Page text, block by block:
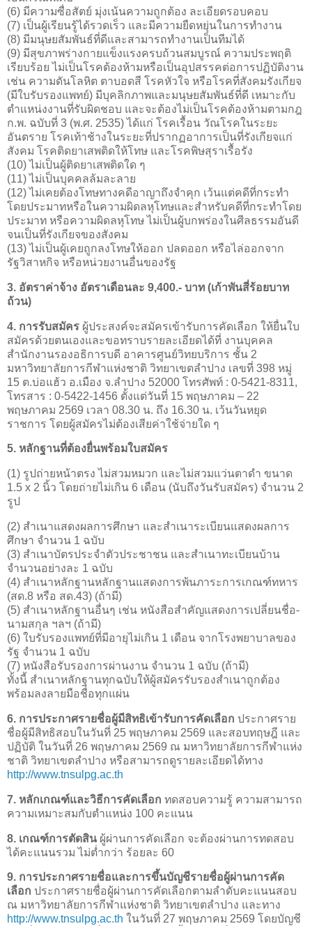
(6) มีความซื่อสัตย์ มุ่งเน้นความถูกต้อง ละเอียดรอบคอบ
(7) เป็นผู้เรียนรู้ได้รวดเร็ว และมีความยืดหยุ่นในการทำงาน
(8) มีมนุษยสัมพันธ์ที่ดีและสามารถทำงานเป็นทีมได้
(9) มีสุขภาพร่างกายแข็งแรงครบถ้วนสมบูรณ์ ความประพฤติ
เรียบร้อย ไม่เป็นโรคต้องห้ามหรือเป็นอุปสรรคต่อการปฏิบัติงาน
เช่น ความดันโลหิต ตาบอดสี โรคหัวใจ หรือโรคที่สังคมรังเกียจ
(มีใบรับรองแพทย์) มีบุคลิกภาพและมนุษยสัมพันธ์ที่ดี เหมาะกับ
ตำแหน่งงานที่รับผิดชอบ และจะต้องไม่เป็นโรคต้องห้ามตามกฎ
ก.พ. ฉบับที่ 3 (พ.ศ. 2535) ได้แก่ โรคเรื้อน วัณโรคในระยะ
อันตราย โรคเท้าช้างในระยะที่ปรากฏอาการเป็นที่รังเกียจแก่
สังคม โรคติดยาเสพติดให้โทษ และโรคพิษสุราเรื้อรัง
(10) ไม่เป็นผู้ติดยาเสพติดใด ๆ
(11) ไม่เป็นบุคคลล้มละลาย
(12) ไม่เคยต้องโทษทางคดีอาญาถึงจำคุก เว้นแต่คดีที่กระทำ
โดยประมาทหรือในความผิดลหุโทษและสำหรับคดีที่กระทำโดย
ประมาท หรือความผิดลหุโทษ ไม่เป็นผู้บกพร่องในศีลธรรมอันดี
จนเป็นที่รังเกียจของสังคม
(13) ไม่เป็นผู้เคยถูกลงโทษให้ออก ปลดออก หรือไล่ออกจาก
รัฐวิสาหกิจ หรือหน่วยงานอื่นของรัฐ
3. อัตราค่าจ้าง อัตราเดือนละ 9,400.- บาท (เก้าพันสี่ร้อยบาท
ถ้วน)
4. การรับสมัคร ผู้ประสงค์จะสมัครเข้ารับการคัดเลือก ให้ยื่นใบ
สมัครด้วยตนเองและขอทราบรายละเอียดได้ที่ งานบุคคล
สำนักงานรองอธิการบดี อาคารศูนย์วิทยบริการ ชั้น 2
มหาวิทยาลัยการกีฬาแห่งชาติ วิทยาเขตลำปาง เลขที่ 398 หมู่
15 ต.บ่อแฮ้ว อ.เมือง จ.ลำปาง 52000 โทรศัพท์ : 0-5421-8311,
โทรสาร : 0-5422-1456 ตั้งแต่วันที่ 15 พฤษภาคม – 22
พฤษภาคม 2569 เวลา 08.30 น. ถึง 16.30 น. เว้นวันหยุด
ราชการ โดยผู้สมัครไม่ต้องเสียค่าใช้จ่ายใด ๆ
5. หลักฐานที่ต้องยื่นพร้อมใบสมัคร
(1) รูปถ่ายหน้าตรง ไม่สวมหมวก และไม่สวมแว่นตาดำ ขนาด
1.5 x 2 นิ้ว โดยถ่ายไม่เกิน 6 เดือน (นับถึงวันรับสมัคร) จำนวน 2
รูป
(2) สำเนาแสดงผลการศึกษา และสำเนาระเบียนแสดงผลการ
ศึกษา จำนวน 1 ฉบับ
(3) สำเนาบัตรประจำตัวประชาชน และสำเนาทะเบียนบ้าน
จำนวนอย่างละ 1 ฉบับ
(4) สำเนาหลักฐานหลักฐานแสดงการพ้นภาระการเกณฑ์ทหาร
(สด.8 หรือ สด.43) (ถ้ามี)
(5) สำเนาหลักฐานอื่นๆ เช่น หนังสือสำคัญแสดงการเปลี่ยนชื่อ-
นามสกุล ฯลฯ (ถ้ามี)
(6) ใบรับรองแพทย์ที่มีอายุไม่เกิน 1 เดือน จากโรงพยาบาลของ
รัฐ จำนวน 1 ฉบับ
(7) หนังสือรับรองการผ่านงาน จำนวน 1 ฉบับ (ถ้ามี)
ทั้งนี้ สำเนาหลักฐานทุกฉบับให้ผู้สมัครรับรองสำเนาถูกต้อง
พร้อมลงลายมือชื่อทุกแผ่น
6. การประกาศรายชื่อผู้มีสิทธิเข้ารับการคัดเลือก ประกาศราย
ชื่อผู้มีสิทธิสอบในวันที่ 25 พฤษภาคม 2569 และสอบทฤษฎี และ
ปฏิบัติ ในวันที่ 26 พฤษภาคม 2569 ณ มหาวิทยาลัยการกีฬาแห่ง
ชาติ วิทยาเขตลำปาง หรือสามารถดูรายละเอียดได้ทาง
http://www.tnsulpg.ac.th
7. หลักเกณฑ์และวิธีการคัดเลือก ทดสอบความรู้ ความสามารถ
ความเหมาะสมกับตำแหน่ง 100 คะแนน
8. เกณฑ์การตัดสิน ผู้ผ่านการคัดเลือก จะต้องผ่านการทดสอบ
ได้คะแนนรวม ไม่ต่ำกว่า ร้อยละ 60
9. การประกาศรายชื่อและการขึ้นบัญชีรายชื่อผู้ผ่านการคัด
เลือก ประกาศรายชื่อผู้ผ่านการคัดเลือกตามลำดับคะแนนสอบ
ณ มหาวิทยาลัยการกีฬาแห่งชาติ วิทยาเขตลำปาง และทาง
http://www.tnsulpg.ac.th ในวันที่ 27 พฤษภาคม 2569 โดยบัญชี